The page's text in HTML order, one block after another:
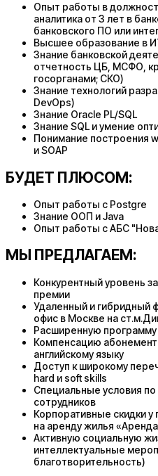
Опыт работы в
аналитика от 3 лет в
банковского ПО или
Высшее образование в
Знание банковской
отчетность ЦБ, МСФО,
госорганами; СКО)
Знание технологий
DevOps)
Знание Oracle PL/SQL
Знание SQL и умение
Понимание построения
и SOAP
БУДЕТ ПЛЮСОМ:
Опыт работы с Postgre
Знание ООП и Java
Опыт работы с АБС
МЫ ПРЕДЛАГАЕМ:
Конкурентный уровень
премии
Удаленный и
офис в Москве на
Расширенную
Компенсацию
английскому языку
Доступ к широкому
hard и soft skills
Специальные условия
сотрудников
Корпоративные скидки
на аренду жилья
Активную социальную
интеллектуальные
благотворительность)